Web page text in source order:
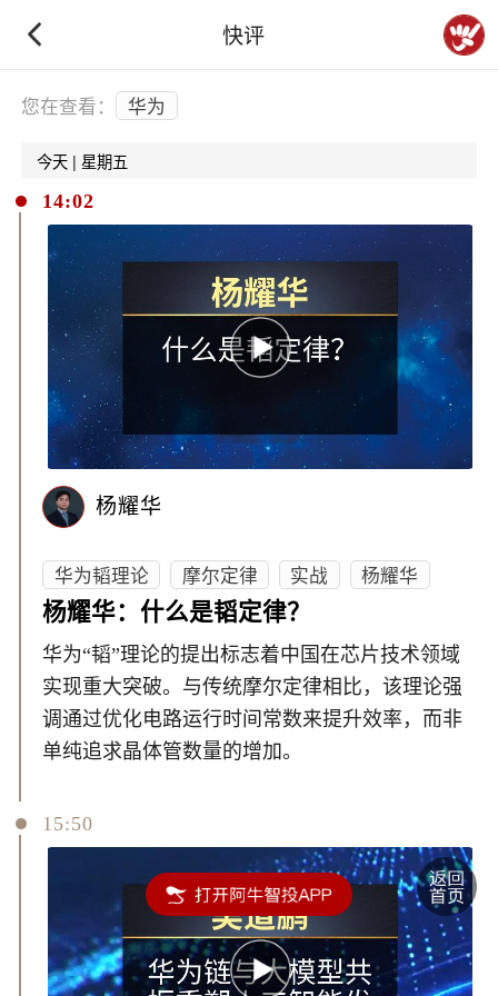
快评
下拉刷新
您在查看： 华为
今天 | 星期五
14:02
杨耀华
华为韬理论 摩尔定律 实战
杨耀华
杨耀华：什么是韬定律？
华为“韬”理论的提出标志着中国在芯片技术领域
实现重大突破。与传统摩尔定律相比，该理论强
调通过优化电路运行时间常数来提升效率，而非
单纯追求晶体管数量的增加。
15:50